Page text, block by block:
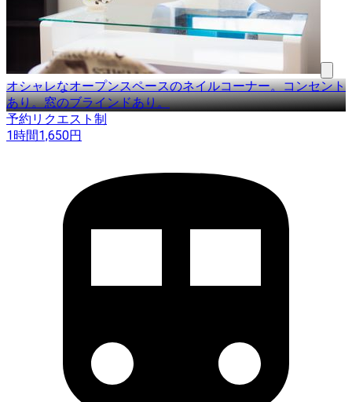
オシャレなオープンスペースのネイルコーナー。コンセント
あり。窓のブラインドあり。
予約リクエスト制
1時間1,650円